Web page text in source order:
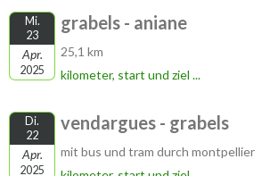
Mi.
23
Apr.
2025
grabels - aniane
25,1 km
kilometer, start und ziel ...
Di.
22
Apr.
2025
vendargues - grabels
mit bus und tram durch montpellier